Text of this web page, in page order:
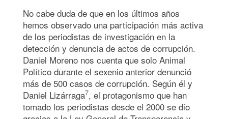
No cabe duda de que en los últimos años
hemos observado una participación más activa
de los periodistas de investigación en la
detección y denuncia de actos de corrupción.
Daniel Moreno nos cuenta que solo Animal
Político durante el sexenio anterior denunció
más de 500 casos de corrupción. Según él y
Daniel Lizárraga7, el protagonismo que han
tomado los periodistas desde el 2000 se dio